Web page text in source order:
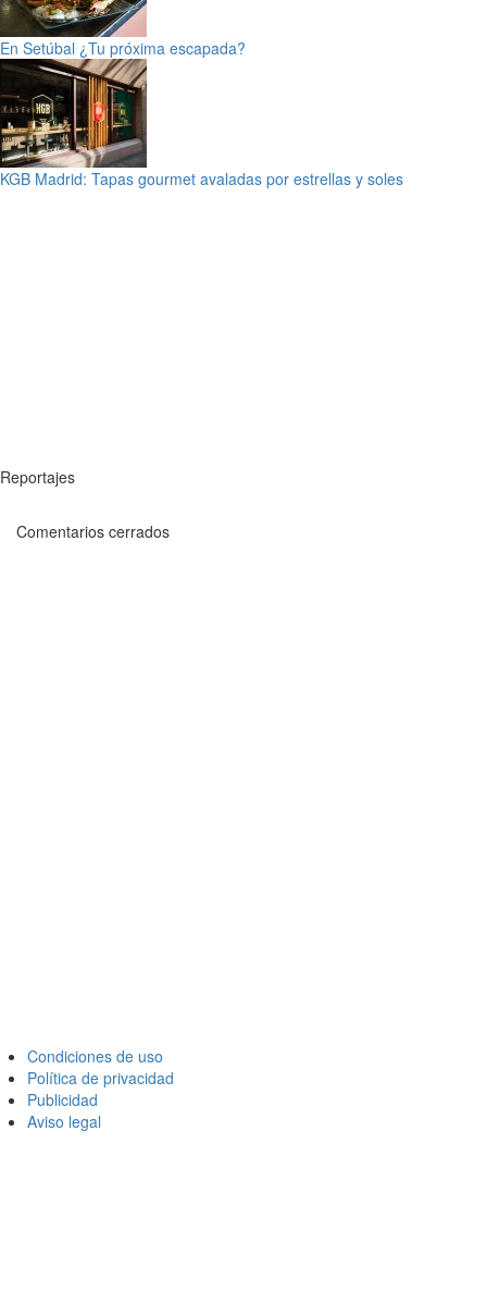
En Setúbal ¿Tu próxima escapada?
KGB Madrid: Tapas gourmet avaladas por estrellas y soles
Reportajes
Comentarios cerrados
Condiciones de uso
Política de privacidad
Publicidad
Aviso legal